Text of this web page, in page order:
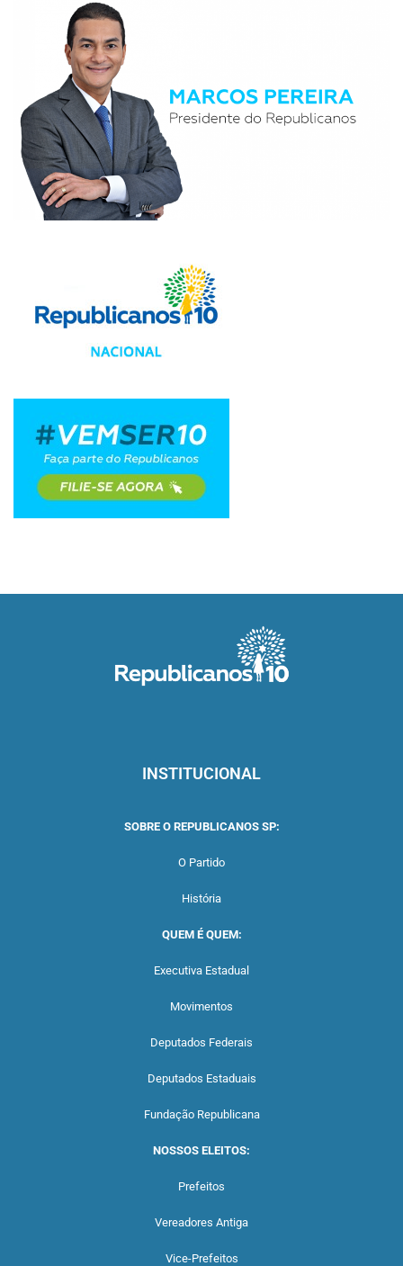
INSTITUCIONAL
SOBRE O REPUBLICANOS SP:
O Partido
História
QUEM É QUEM:
Executiva Estadual
Movimentos
Deputados Federais
Deputados Estaduais
Fundação Republicana
NOSSOS ELEITOS:
Prefeitos
Vereadores Antiga
Vice-Prefeitos